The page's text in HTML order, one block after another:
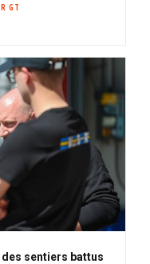
GT
sentiers battus